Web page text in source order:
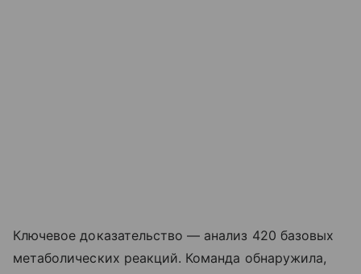
Ключевое доказательство — анализ 420 базовых
метаболических реакций. Команда обнаружила,